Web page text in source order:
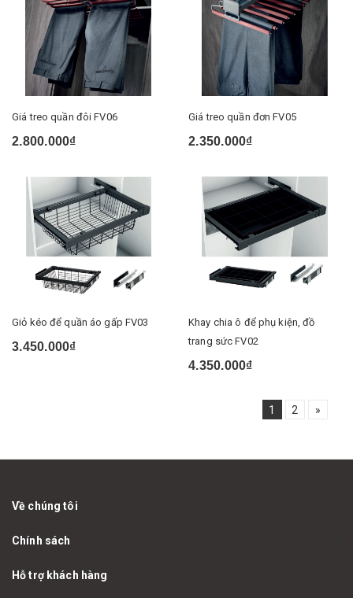
Giá treo quần đôi FV06
2.800.000₫
Giá treo quần đơn FV05
2.350.000₫
Giỏ kéo để quần áo gấp FV03
3.450.000₫
Khay chia ô để phụ kiện, đồ
trang sức FV02
4.350.000₫
1 2 »
Về chúng tôi
Chính sách
Hỗ trợ khách hàng